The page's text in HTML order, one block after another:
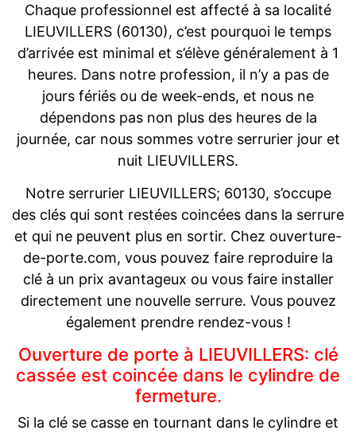
Chaque professionnel est affecté à sa localité
LIEUVILLERS (60130), c’est pourquoi le temps
d’arrivée est minimal et s’élève généralement à 1
heures. Dans notre profession, il n’y a pas de
jours fériés ou de week-ends, et nous ne
dépendons pas non plus des heures de la
journée, car nous sommes votre serrurier jour et
nuit LIEUVILLERS.
Notre serrurier LIEUVILLERS; 60130, s’occupe
des clés qui sont restées coincées dans la serrure
et qui ne peuvent plus en sortir. Chez ouverture-
de-porte.com, vous pouvez faire reproduire la
clé à un prix avantageux ou vous faire installer
directement une nouvelle serrure. Vous pouvez
également prendre rendez-vous !
Ouverture de porte à LIEUVILLERS: clé
cassée est coincée dans le cylindre de
fermeture.
Si la clé se casse en tournant dans le cylindre et